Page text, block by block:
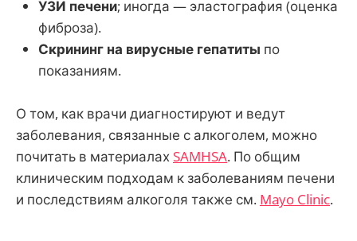
УЗИ печени; иногда — эластография (оценка
фиброза).
Скрининг на вирусные гепатиты по
показаниям.
О том, как врачи диагностируют и ведут
заболевания, связанные с алкоголем, можно
почитать в материалах SAMHSA. По общим
клиническим подходам к заболеваниям печени
и последствиям алкоголя также см. Mayo Clinic.